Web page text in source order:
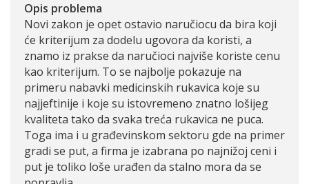
Opis problema
Novi zakon je opet ostavio naručiocu da bira koji
će kriterijum za dodelu ugovora da koristi, a
znamo iz prakse da naručioci najviše koriste cenu
kao kriterijum. To se najbolje pokazuje na
primeru nabavki medicinskih rukavica koje su
najjeftinije i koje su istovremeno znatno lošijeg
kvaliteta tako da svaka treća rukavica ne puca.
Toga ima i u građevinskom sektoru gde na primer
gradi se put, a firma je izabrana po najnižoj ceni i
put je toliko loše urađen da stalno mora da se